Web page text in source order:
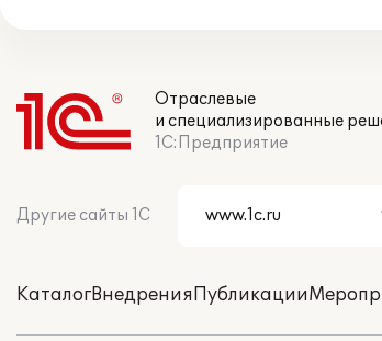
Отраслевые
и специализированные
1С:Предприятие
Другие сайты 1С
КаталогВнедренияПубликации